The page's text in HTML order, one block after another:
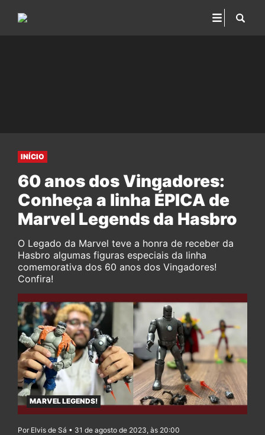
INÍCIO
60 anos dos Vingadores:
Conheça a linha ÉPICA de
Marvel Legends da Hasbro
O Legado da Marvel teve a honra de receber da
Hasbro algumas figuras especiais da linha
comemorativa dos 60 anos dos Vingadores!
Confira!
MARVEL LEGENDS!
Por Elvis de Sá • 31 de agosto de 2023, às 20:00